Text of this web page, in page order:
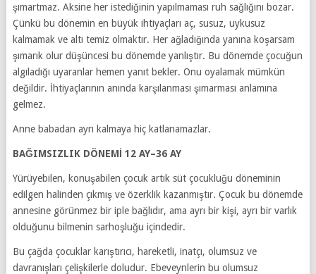
şımartmaz. Aksine her istediğinin yapılmaması ruh sağlığını bozar.
Çünkü bu dönemin en büyük ihtiyaçları aç, susuz, uykusuz
kalmamak ve altı temiz olmaktır. Her ağladığında yanına koşarsam
şımarık olur düşüncesi bu dönemde yanlıştır. Bu dönemde çocuğun
algıladığı uyaranlar hemen yanıt bekler. Onu oyalamak mümkün
değildir. İhtiyaçlarının anında karşılanması şımarması anlamına
gelmez.
Anne babadan ayrı kalmaya hiç katlanamazlar.
BAĞIMSIZLIK DÖNEMİ 12 AY–36 AY
Yürüyebilen, konuşabilen çocuk artık süt çocukluğu döneminin
edilgen halinden çıkmış ve özerklik kazanmıştır. Çocuk bu dönemde
annesine görünmez bir iple bağlıdır, ama ayrı bir kişi, ayrı bir varlık
olduğunu bilmenin sarhoşluğu içindedir.
Bu çağda çocuklar karıştırıcı, hareketli, inatçı, olumsuz ve
davranışları çelişkilerle doludur. Ebeveynlerin bu olumsuz